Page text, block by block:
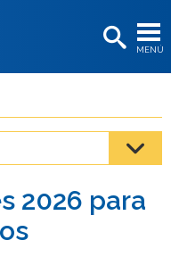
MENÚ
os
2026 para